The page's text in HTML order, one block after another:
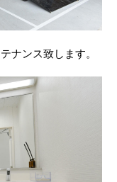
ナンス致します。